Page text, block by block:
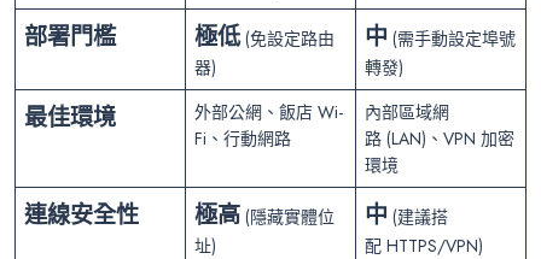
部署門檻 極低(免設定路由
器)
中 (需手動設定埠號
轉發)
最佳環境
外部公網、飯店 Wi-
Fi、行動網路
內部區域網
路 (LAN)、VPN 加密
環境
連線安全性 極高 (隱藏實體位
址)
中 (建議搭
配 HTTPS/VPN)